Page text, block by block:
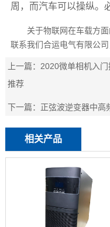
周，而汽车可以操纵。
关于物联网在车载方
联系我们合运电气有限公司
上一篇： 2020微单相机入
推荐
下一篇： 正弦波逆变器中高
相关产品